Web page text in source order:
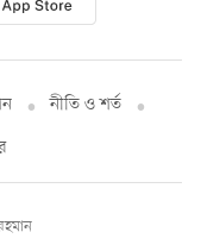
নীতি ও শর্ত